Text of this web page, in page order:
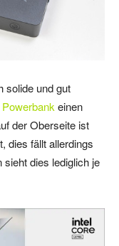
solide und gut
Powerbankeinen
der Oberseite ist
dies fällt allerdings
dies lediglich je